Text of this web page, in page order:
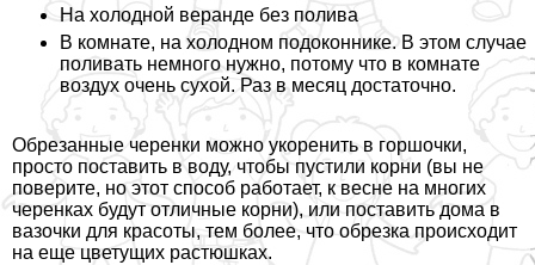
На холодной веранде без полива
В комнате, на холодном подоконнике. В этом случае
поливать немного нужно, потому что в комнате
воздух очень сухой. Раз в месяц достаточно.
Обрезанные черенки можно укоренить в горшочки,
просто поставить в воду, чтобы пустили корни (вы не
поверите, но этот способ работает, к весне на многих
черенках будут отличные корни), или поставить дома в
вазочки для красоты, тем более, что обрезка происходит
на еще цветущих растюшках.